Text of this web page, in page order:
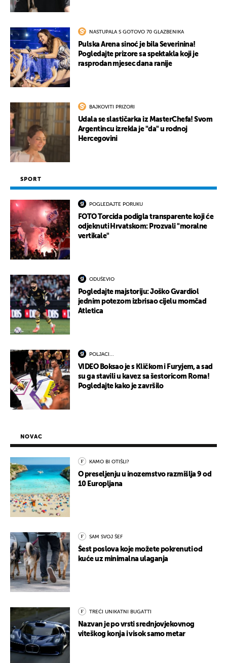
NASTUPALA S GOTOVO 70 GLAZBENIKA
Pulska Arena sinoć je bila Severinina!
Pogledajte prizore sa spektakla koji je
rasprodan mjesec dana ranije
BAJKOVITI PRIZORI
Udala se slastičarka iz MasterChefa! Svom
Argentincu izrekla je "da" u rodnoj
Hercegovini
SPORT
POGLEDAJTE PORUKU
FOTO Torcida podigla transparente koji će
odjeknuti Hrvatskom: Prozvali "moralne
vertikale"
ODUŠEVIO
Pogledajte majstoriju: Joško Gvardiol
jednim potezom izbrisao cijelu momčad
Atletica
POLJACI...
VIDEO Boksao je s Kličkom i Furyjem, a sad
su ga stavili u kavez sa šestoricom Roma!
Pogledajte kako je završilo
NOVAC
KAMO BI OTIŠLI?
O preseljenju u inozemstvo razmišlja 9 od
10 Europljana
SAM SVOJ ŠEF
Šest poslova koje možete pokrenuti od
kuće uz minimalna ulaganja
TREĆI UNIKATNI BUGATTI
Nazvan je po vrsti srednjovjekovnog
viteškog konja i visok samo metar